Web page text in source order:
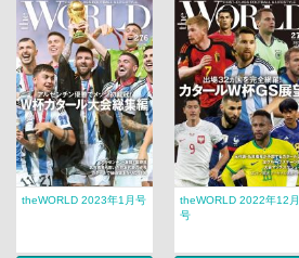
theWORLD 2023年1月号
theWORLD 2022年12月
号